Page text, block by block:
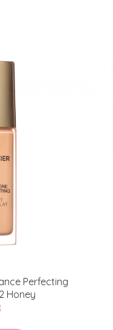
Perfecting
Honey
TARJOUS